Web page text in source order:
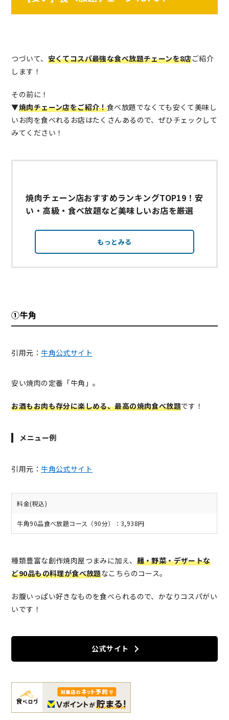
つづいて、 安くてコスパ最強な食べ放題チェーンを8店ご紹介
します！
その前に！
▼焼肉チェーン店をご紹介！食べ放題でなくても安くて美味し
いお肉を食べれるお店はたくさんあるので、ぜひチェックして
みてください！
焼肉チェーン店おすすめランキングTOP19！安
い・高級・食べ放題など美味しいお店を厳選
もっとみる
①牛角
引用元： 牛角公式サイト
安い焼肉の定番「牛角」。
お酒もお肉も存分に楽しめる、最高の焼肉食べ放題です！
メニュー例
引用元： 牛角公式サイト
料金(税込)
牛角90品食べ放題コース（90分）：3,938円
種類豊富な創作焼肉屋つまみに加え、 麺・野菜・デザートな
ど90品もの料理が食べ放題なこちらのコース。
お腹いっぱい好きなものを食べられるので、かなりコスパがい
いです！
公式サイト